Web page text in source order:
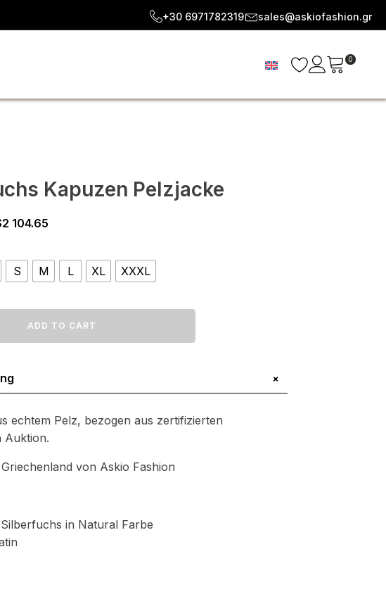
+30 6971782319 sales@askiofashion.gr
0
Kapuzen Pelzjacke
2 104.65
$2
007.08
$2
104.65
S M L XL XXXL
ADD TO CART
+
echtem Pelz, bezogen aus zertifizierten
Auktion.
von Askio Fashion
in Natural Farbe